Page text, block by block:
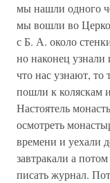
мы нашли одного
мы вошли во
с Б. А. около
но наконец узнали
что нас узнают,
пошли к коляскам
Настоятель
осмотреть
времени и уехали
завтракали а
писать журнал.